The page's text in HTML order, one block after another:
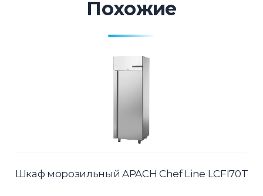
Похожие
Шкаф морозильный APACH Chef Line LCFI70T